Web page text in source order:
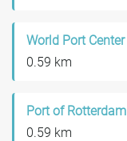
World Port Center
0.59 km
Port of Rotterdam
0.59 km